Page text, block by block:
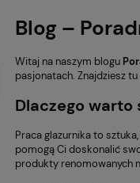
Blog –
Witaj na naszym blogu
pasjonatach. Znajdziesz
Dlaczego warto
Praca glazurnika to
pomogą Ci doskonalić
produkty renomowanych